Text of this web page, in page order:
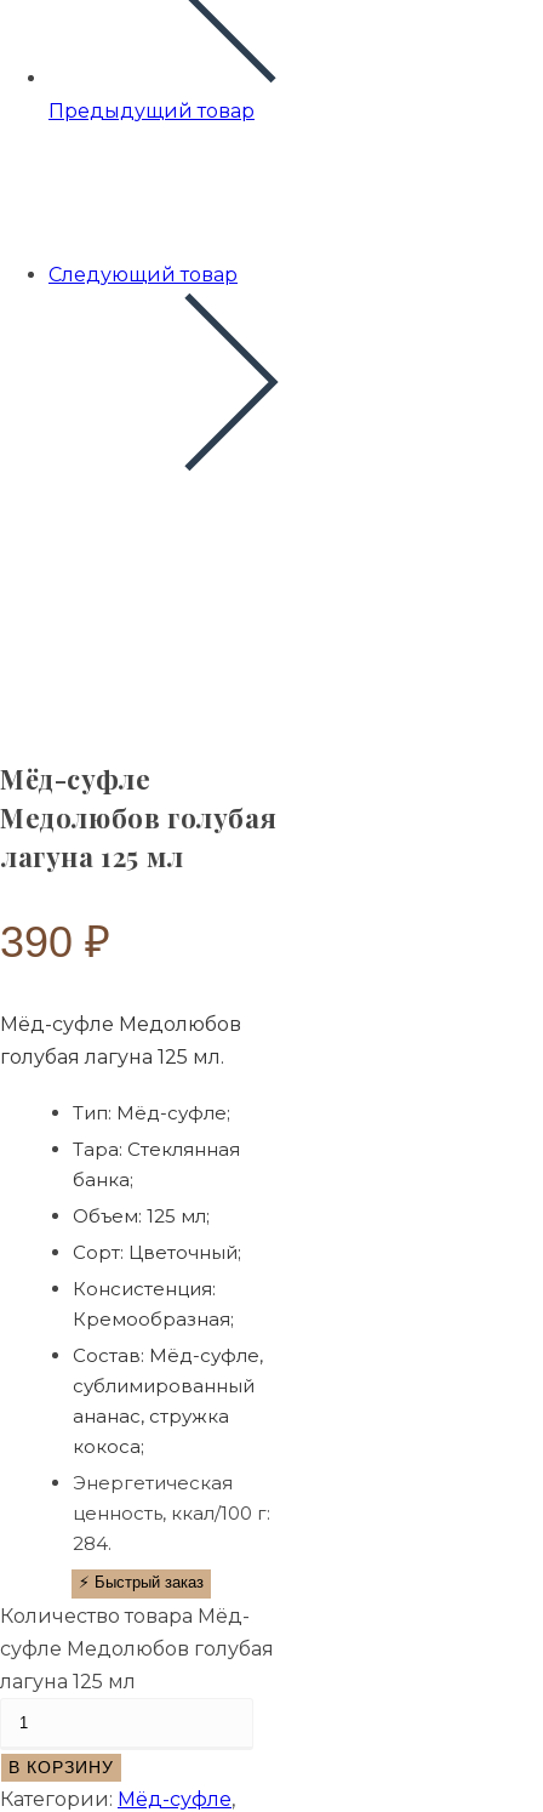
Предыдущий товар
Следующий товар
Мёд-суфле
Медолюбов голубая
лагуна 125 мл
390 ₽
Мёд-суфле Медолюбов
голубая лагуна 125 мл.
Тип: Мёд-суфле;
Тара: Стеклянная
банка;
Объем: 125 мл;
Сорт: Цветочный;
Консистенция:
Кремообразная;
Состав: Мёд-суфле,
сублимированный
ананас, стружка
кокоса;
Энергетическая
ценность, ккал/100 г:
284.
⚡ Быстрый заказ
Количество товара Мёд-
суфле Медолюбов голубая
лагуна 125 мл
В КОРЗИНУ
Категории: Мёд-суфле,